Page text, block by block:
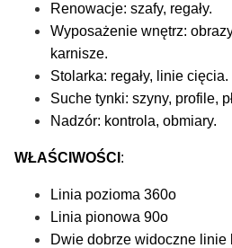
Renowacje: szafy, regały.
Wyposażenie wnętrz:
karnisze.
Stolarka: regały, linie cięcia.
Suche tynki: szyny, profile,
Nadzór: kontrola, obmiary.
WŁAŚCIWOŚCI :
Linia pozioma 360o
Linia pionowa 90o
Dwie dobrze widoczne linie